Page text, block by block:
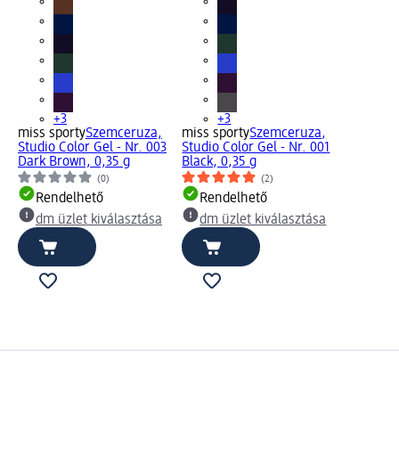
+3
miss sportySzemceruza,
Studio Color Gel - Nr. 003
Dark Brown, 0,35 g
(0)
Rendelhető
dm üzlet kiválasztása
+3
miss sportySzemceruza,
Studio Color Gel - Nr. 001
Black, 0,35 g
(2)
Rendelhető
dm üzlet kiválasztása